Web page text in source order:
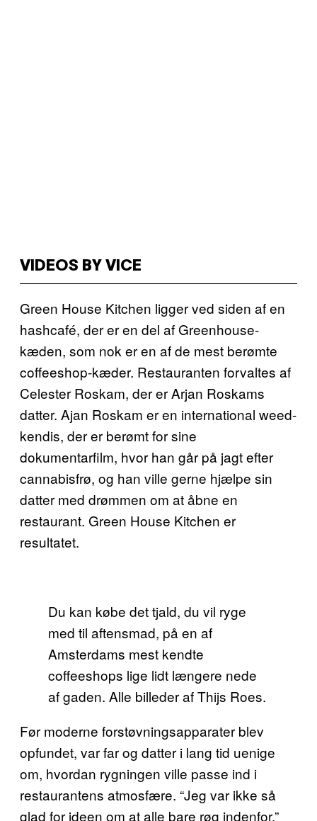
VIDEOS BY VICE
Green House Kitchen ligger ved siden af en
hashcafé, der er en del af Greenhouse-
kæden, som nok er en af de mest berømte
coffeeshop-kæder. Restauranten forvaltes af
Celester Roskam, der er Arjan Roskams
datter. Ajan Roskam er en international weed-
kendis, der er berømt for sine
dokumentarfilm, hvor han går på jagt efter
cannabisfrø, og han ville gerne hjælpe sin
datter med drømmen om at åbne en
restaurant. Green House Kitchen er
resultatet.
Du kan købe det tjald, du vil ryge
med til aftensmad, på en af
Amsterdams mest kendte
coffeeshops lige lidt længere nede
af gaden. Alle billeder af Thijs Roes.
Før moderne forstøvningsapparater blev
opfundet, var far og datter i lang tid uenige
om, hvordan rygningen ville passe ind i
restaurantens atmosfære. “Jeg var ikke så
glad for ideen om at alle bare røg indenfor,”